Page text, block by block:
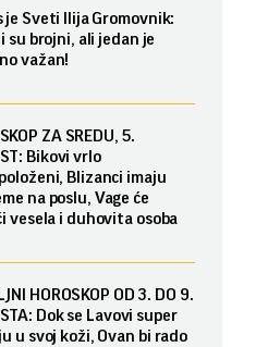
je Sveti Ilija Gromovnik:
su brojni, ali jedan je
važan!
ZA SREDU, 5.
Bikovi vrlo
Blizanci imaju
na poslu, Vage će
vesela i duhovita osoba
HOROSKOP OD 3. DO 9.
Dok se Lavovi super
u svoj koži, Ovan bi rado